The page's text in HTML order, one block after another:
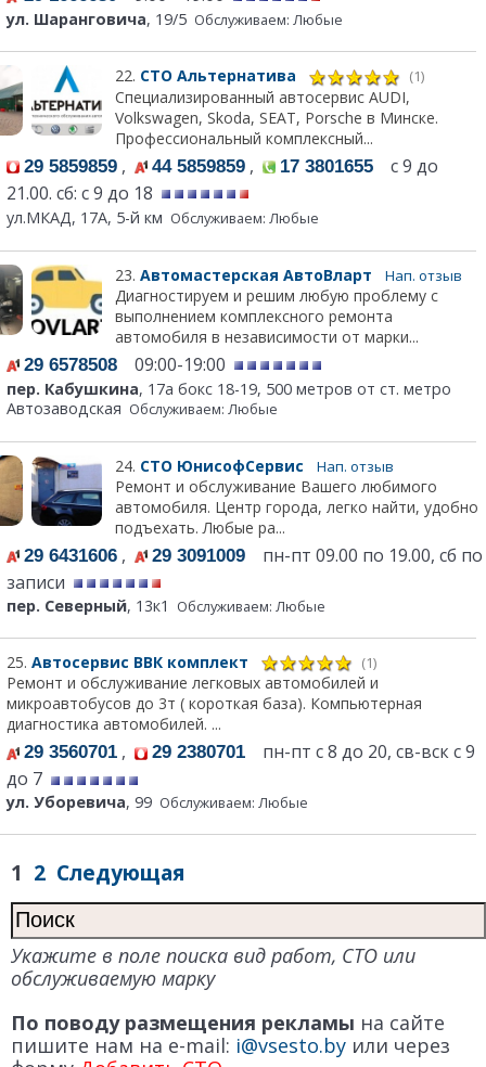
ул. Шаранговича, 19/5 Обслуживаем: Любые
22. СТО Альтернатива (1)
Специализированный автосервис AUDI,
Volkswagen, Skoda, SEAT, Porsche в Минске.
Профессиональный комплекcный...
29 5859859 , 44 5859859 , 17 3801655 с 9 до
21.00. сб: с 9 до 18
ул.МКАД, 17А, 5-й км Обслуживаем: Любые
23. Автомастерская АвтоВларт Нап. отзыв
Диагностируем и решим любую проблему с
выполнением комплексного ремонта
автомобиля в независимости от марки...
29 6578508 09:00-19:00
пер. Кабушкина, 17а бокс 18-19, 500 метров от ст. метро
Автозаводская Обслуживаем: Любые
24. СТО ЮнисофСервис Нап. отзыв
Ремонт и обслуживание Вашего любимого
автомобиля. Центр города, легко найти, удобно
подъехать. Любые ра...
29 6431606 , 29 3091009 пн-пт 09.00 по 19.00, сб по
записи
пер. Северный, 13к1 Обслуживаем: Любые
25. Автосервис ВВК комплект (1)
Ремонт и обслуживание легковых автомобилей и
микроавтобусов до 3т ( короткая база). Компьютерная
диагностика автомобилей. ...
29 3560701 , 29 2380701 пн-пт с 8 до 20, св-вск с 9
до 7
ул. Уборевича, 99 Обслуживаем: Любые
1 2 Следующая
Укажите в поле поиска вид работ, СТО или
обслуживаемую марку
По поводу размещения рекламы на сайте
пишите нам на e-mail: i@vsesto.by или через